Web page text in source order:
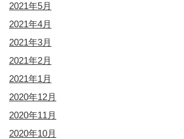
2021年5月
2021年4月
2021年3月
2021年2月
2021年1月
2020年12月
2020年11月
2020年10月